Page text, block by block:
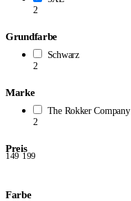
2
Grundfarbe
Schwarz
2
Marke
The Rokker Company
2
Preis
149 199
Farbe